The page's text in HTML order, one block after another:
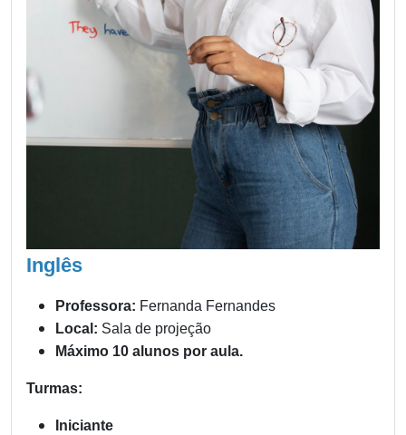
Inglês
Professora: Fernanda Fernandes
Local: Sala de projeção
Máximo 10 alunos por aula.
Turmas:
Iniciante